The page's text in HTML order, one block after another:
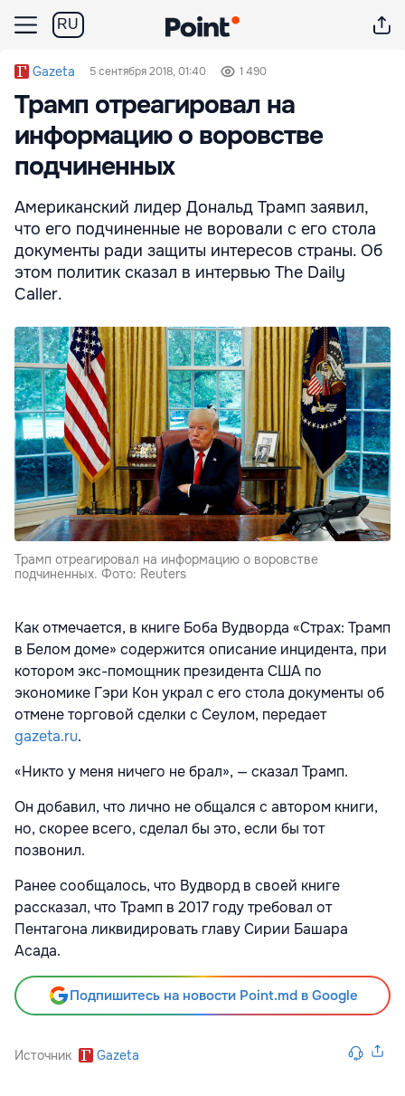
RU
Gazeta 5 сентября 2018, 01:40 1 490
Трамп отреагировал на
информацию о воровстве
подчиненных
Американский лидер Дональд Трамп заявил,
что его подчиненные не воровали с его стола
документы ради защиты интересов страны. Об
этом политик сказал в интервью The Daily
Caller.
Трамп отреагировал на информацию о воровстве
подчиненных. Фото: Reuters
Как отмечается, в книге Боба Вудворда «Страх: Трамп
в Белом доме» содержится описание инцидента, при
котором экс-помощник президента США по
экономике Гэри Кон украл с его стола документы об
отмене торговой сделки с Сеулом, передает
gazeta.ru.
«Никто у меня ничего не брал», — сказал Трамп.
Он добавил, что лично не общался с автором книги,
но, скорее всего, сделал бы это, если бы тот
позвонил.
Ранее сообщалось, что Вудворд в своей книге
рассказал, что Трамп в 2017 году требовал от
Пентагона ликвидировать главу Сирии Башара
Асада.
Подпишитесь на новости Point.md в Google
Источник Gazeta